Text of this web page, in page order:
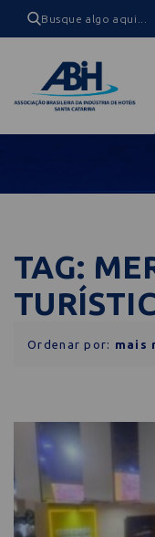
TAG:
Ordenar por: